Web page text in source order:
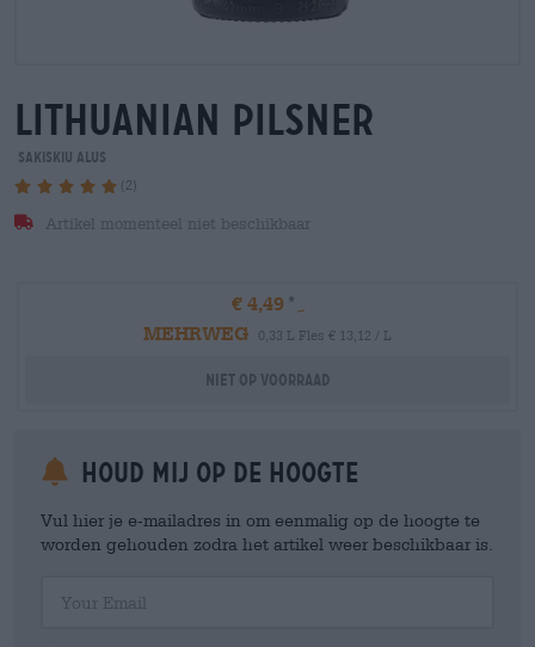
lithuanian pilsner
Sakiskiu Alus
(2)
Artikel momenteel niet beschikbaar
€ 4,49
MEHRWEG
0,33 L Fles € 13,12 / L
Niet op voorraad
Houd mij op de hoogte
Vul hier je e-mailadres in om eenmalig op de hoogte te
worden gehouden zodra het artikel weer beschikbaar is.